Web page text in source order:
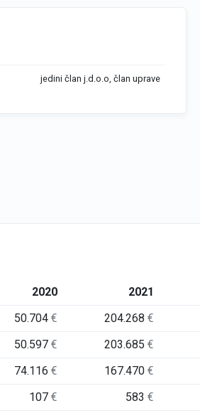
jedini član j.d.o.o, član uprave
2020 2021
50.704€ 204.268€
50.597€ 203.685€
74.116€ 167.470€
107€ 583€